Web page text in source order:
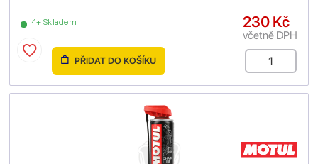
4+ Skladem 230 Kč
včetně DPH
PŘIDAT DO KOŠÍKU